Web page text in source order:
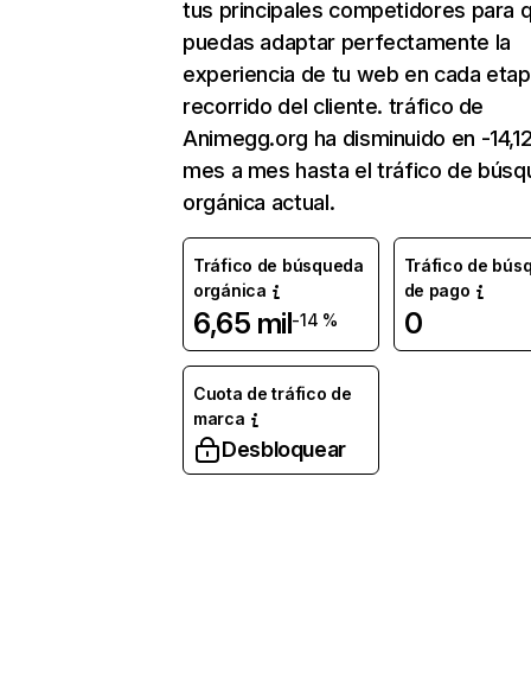
tus principales competidores para
puedas adaptar perfectamente la
experiencia de tu web en cada
recorrido del cliente. tráfico de
Animegg.org ha disminuido en -
mes a mes hasta el tráfico de
orgánica actual.
Tráfico de búsqueda
orgánica
6,65 mil-14 %
Tráfico de
de pago
0
Cuota de tráfico de
marca
Desbloquear